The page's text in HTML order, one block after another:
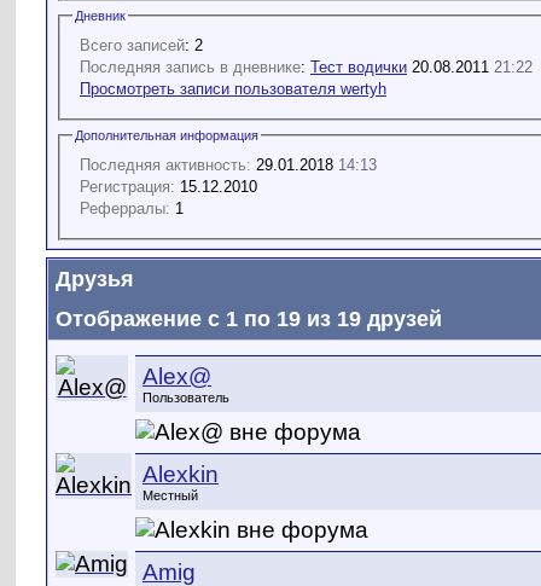
Дневник
Всего записей: 2
Последняя запись в дневнике: Тест водички 20.08.2011 21:22
Просмотреть записи пользователя wertyh
Дополнительная информация
Последняя активность: 29.01.2018 14:13
Регистрация: 15.12.2010
Реферралы: 1
Друзья
Отображение с 1 по 19 из 19 друзей
Alex@
Пользователь
Alexkin
Местный
Amig